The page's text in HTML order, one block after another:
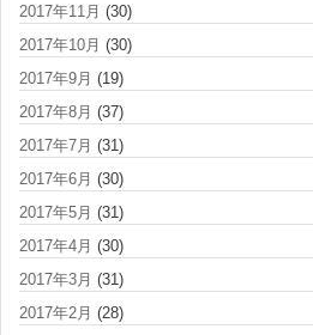
2017年11月 (30)
2017年10月 (30)
2017年9月 (19)
2017年8月 (37)
2017年7月 (31)
2017年6月 (30)
2017年5月 (31)
2017年4月 (30)
2017年3月 (31)
2017年2月 (28)